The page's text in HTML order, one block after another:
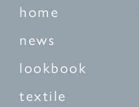
home
news
lookbook
textile